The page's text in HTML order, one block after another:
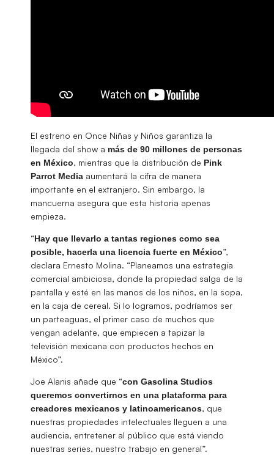
El estreno en Once Niñas y Niños garantiza la
llegada del show a más de 90 millones de personas
en México, mientras que la distribución de Pink
Parrot Media aumentará la cifra de manera
importante en el extranjero. Sin embargo, la
mancuerna asegura que esta historia apenas
empieza.
“Hay que llevarlo a tantas regiones como sea
posible, hacerla una licencia fuerte en México”,
declara Ernesto Molina. “Planeamos una estrategia
comercial ambiciosa, donde la propiedad salga de la
pantalla y esté en las manos de los niños, en la sopa,
en la caja de cereal. Si lo logramos, podríamos ser
un parteaguas, el primer caso de muchos que
vengan adelante, que empiecen a tapizar la
televisión mexicana con productos hechos en
México”.
Joe Alanis añade que “con Gasolina Studios
queremos convertirnos en una plataforma para
creadores mexicanos y latinoamericanos, que
nuestras propiedades intelectuales lleguen a una
audiencia, entretener al público que está viendo
nuestras series, nuestro trabajo en general”.